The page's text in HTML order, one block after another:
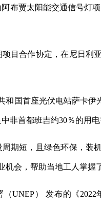
布贾太阳能交通信号灯
目合作协定，在尼日利
和国首座光伏电站萨卡
非首都班吉约30％的用
期短，且绿色环保，装
机会，帮助当地工人掌握
UNEP） 发布的《